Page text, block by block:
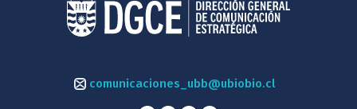
comunicaciones_ubb@ubiobio.cl